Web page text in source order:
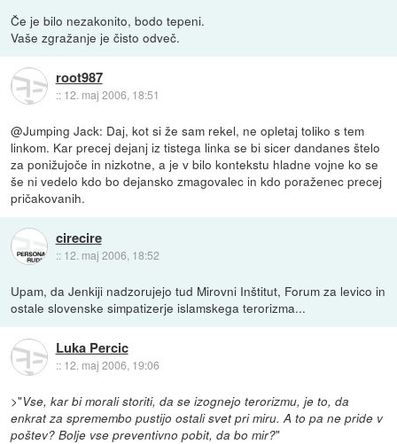
Če je bilo nezakonito, bodo tepeni.
Vaše zgražanje je čisto odveč.
root987
:: 12. maj 2006, 18:51
@Jumping Jack: Daj, kot si že sam rekel, ne opletaj toliko s tem
linkom. Kar precej dejanj iz tistega linka se bi sicer dandanes štelo
za ponižujoče in nizkotne, a je v bilo kontekstu hladne vojne ko se
še ni vedelo kdo bo dejansko zmagovalec in kdo poraženec precej
pričakovanih.
cirecire
:: 12. maj 2006, 18:52
Upam, da Jenkiji nadzorujejo tud Mirovni Inštitut, Forum za levico in
ostale slovenske simpatizerje islamskega terorizma...
Luka Percic
:: 12. maj 2006, 19:06
>"Vse, kar bi morali storiti, da se izognejo terorizmu, je to, da
enkrat za spremembo pustijo ostali svet pri miru. A to pa ne pride v
poštev? Bolje vse preventivno pobit, da bo mir?"